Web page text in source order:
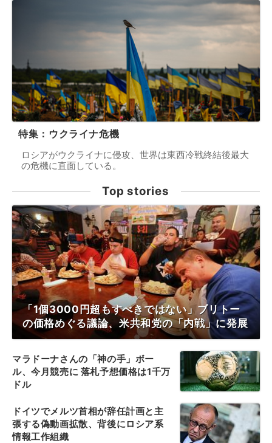
特集：ウクライナ危機
ロシアがウクライナに侵攻、世界は東西冷戦終結後最大
の危機に直面している。
Top stories
「1個3000円超もすべきではない」ブリトー
の価格めぐる議論、米共和党の「内戦」に発展
マラドーナさんの「神の手」ボー
ル、今月競売に 落札予想価格は1千万
ドル
ドイツでメルツ首相が辞任計画と主
張する偽動画拡散、背後にロシア系
情報工作組織